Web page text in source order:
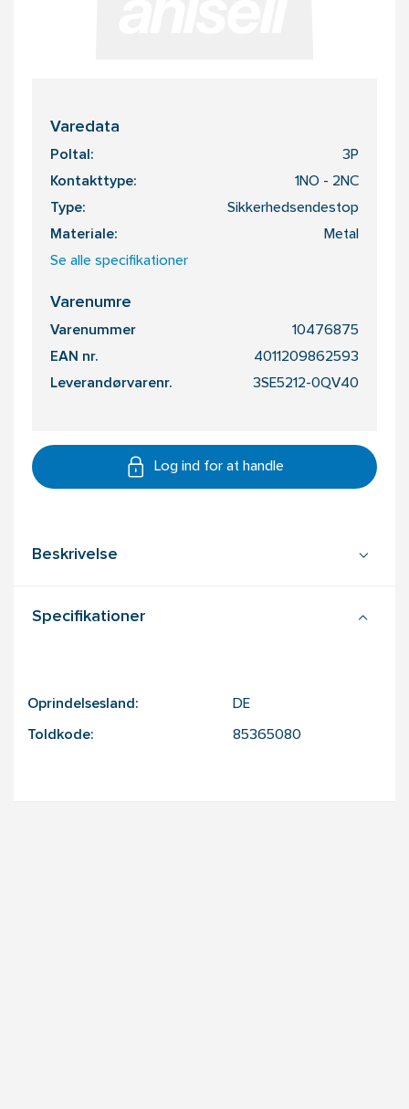
Varedata
Poltal: 3P
Kontakttype: 1NO - 2NC
Type: Sikkerhedsendestop
Materiale: Metal
Se alle specifikationer
Varenumre
Varenummer 10476875
EAN nr. 4011209862593
Leverandørvarenr. 3SE5212-0QV40
Log ind for at handle
Beskrivelse
Specifikationer
Oprindelsesland: DE
Toldkode: 85365080